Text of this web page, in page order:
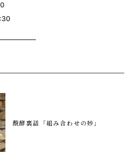
醗酵裏話「組み合わせの妙」